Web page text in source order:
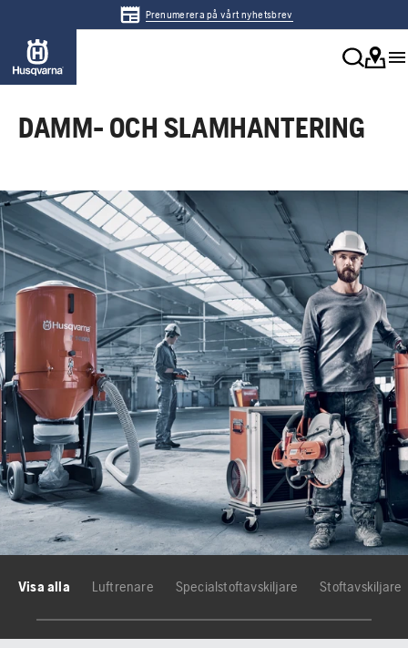
Prenumerera på vårt nyhetsbrev
DAMM- OCH SLAMHANTERING
Visa alla Luftrenare Specialstoftavskiljare Stoftavskiljare